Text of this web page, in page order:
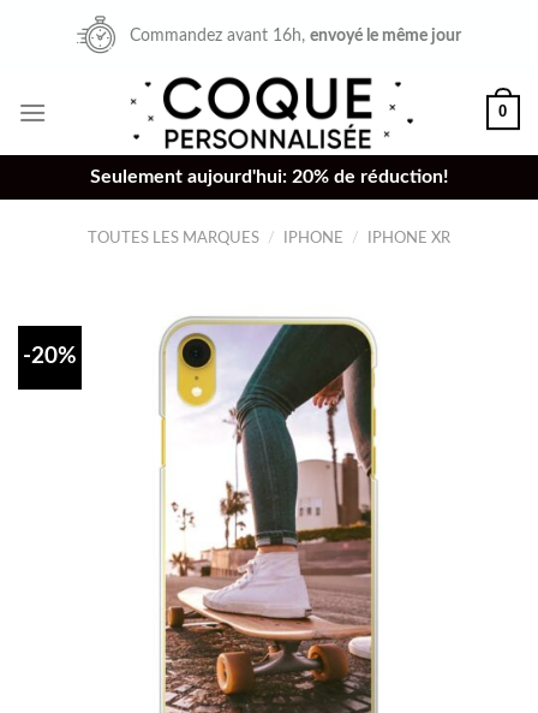
Commandez avant 16h,envoyé le même jour
0
Seulement aujourd'hui: 20% de réduction!
TOUTES LES MARQUES / IPHONE / IPHONE XR
-20%